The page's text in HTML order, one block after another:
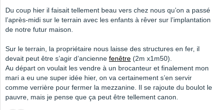
Du coup hier il faisait tellement beau vers chez nous qu’on a passé
l’après-midi sur le terrain avec les enfants à rêver sur l’implantation
de notre futur maison.
Sur le terrain, la propriétaire nous laisse des structures en fer, il
devait peut être s’agir d’ancienne fenêtre (2m x1m50).
Au départ on voulait les vendre à un brocanteur et finalement mon
mari a eu une super idée hier, on va certainement s’en servir
comme verrière pour fermer la mezzanine. Il se rajoute du boulot le
pauvre, mais je pense que ça peut être tellement canon.